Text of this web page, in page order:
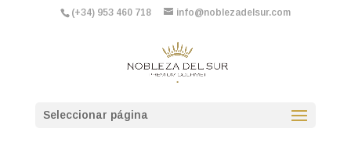
(+34) 953 460 718 info@noblezadelsur.com
Seleccionar página